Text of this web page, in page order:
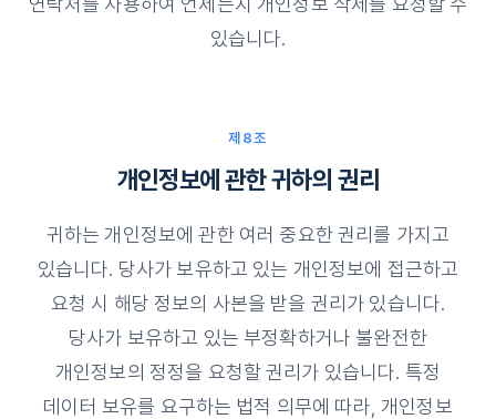
있습니다.
제8조
개인정보에 관한 귀하의 권리
귀하는 개인정보에 관한 여러 중요한 권리를 가지고
있습니다. 당사가 보유하고 있는 개인정보에 접근하고
요청 시 해당 정보의 사본을 받을 권리가 있습니다.
당사가 보유하고 있는 부정확하거나 불완전한
개인정보의 정정을 요청할 권리가 있습니다. 특정
데이터 보유를 요구하는 법적 의무에 따라, 개인정보